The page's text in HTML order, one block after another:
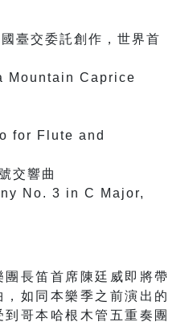
臺交委託創作，世界首
Mountain Caprice
for Flute and
交響曲
No. 3 in C Major,
長笛首席陳廷威即將帶
如同本樂季之前演出的
哥本哈根木管五重奏團